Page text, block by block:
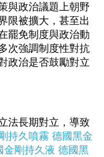
與政治議題上朝野
限被擴大，甚至出
罷免制度與政治動
次強調制度性對抗
政治是否鼓勵對立
法長期對立，導致
持久噴霧 德國黑金
金剛持久液 德國黑